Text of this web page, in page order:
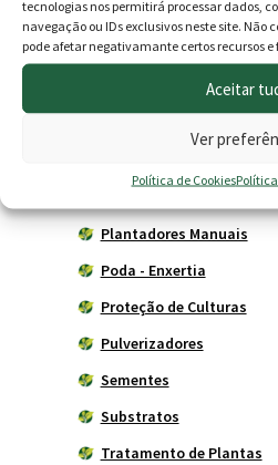
tecnologias nos permitirá processar dados,
navegação ou IDs exclusivos neste site.
pode afetar negativamante certos recursos e
Aceitar
Ver
Política de Cookies
Ferramentas Agrícolas
Ancinhos
Serrotes de Poda
Plantadores Manuais
Poda - Enxertia
Proteção de Culturas
Pulverizadores
Sementes
Substratos
Tratamento de Plantas